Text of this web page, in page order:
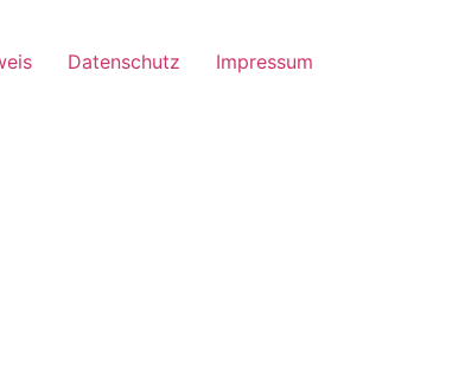
Datenschutz Impressum